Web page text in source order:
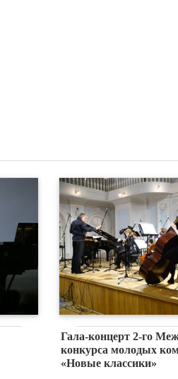
Гала-концерт 2-го
конкурса молодых
«Новые классики»